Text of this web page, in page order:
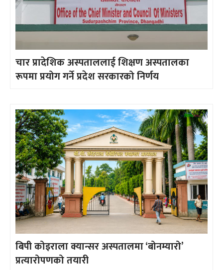
चार प्रादेशिक अस्पताललाई शिक्षण अस्पतालका
रूपमा प्रयोग गर्ने प्रदेश सरकारको निर्णय
बिपी कोइराला क्यान्सर अस्पतालमा ‘बोनम्यारो’
प्रत्यारोपणको तयारी